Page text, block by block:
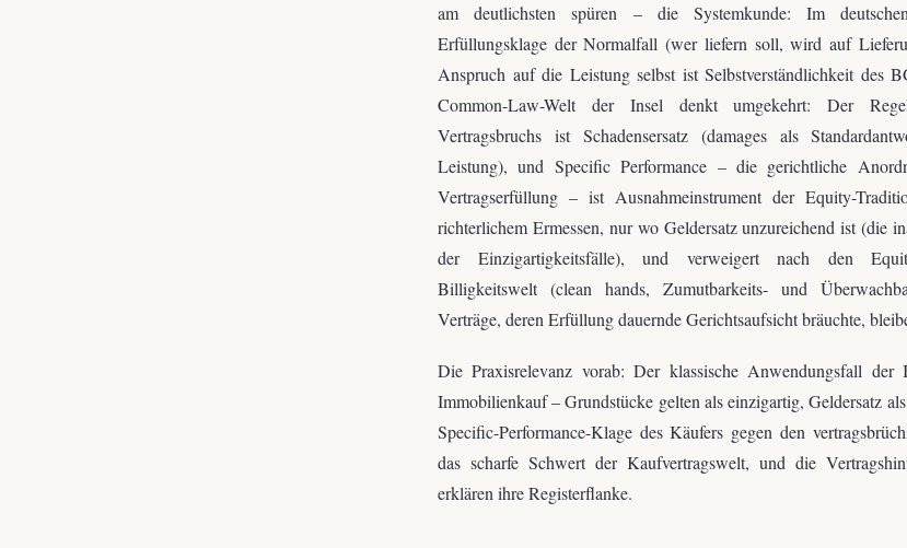
am deutlichsten spüren – die Systemkunde: Im
Erfüllungsklage der Normalfall (wer liefern soll, wird auf
Anspruch auf die Leistung selbst ist Selbstverständlichkeit des
Common-Law-Welt der Insel denkt umgekehrt: Der
Vertragsbruchs ist Schadensersatz (damages als
Leistung), und Specific Performance – die gerichtliche
Vertragserfüllung – ist Ausnahmeinstrument der Equity-
richterlichem Ermessen, nur wo Geldersatz unzureichend ist (die
der Einzigartigkeitsfälle), und verweigert nach den
Billigkeitswelt (clean hands, Zumutbarkeits- und
Verträge, deren Erfüllung dauernde Gerichtsaufsicht bräuchte,
Die Praxisrelevanz vorab: Der klassische Anwendungsfall der
Immobilienkauf – Grundstücke gelten als einzigartig, Geldersatz
Specific-Performance-Klage des Käufers gegen den
das scharfe Schwert der Kaufvertragswelt, und die
erklären ihre Registerflanke.